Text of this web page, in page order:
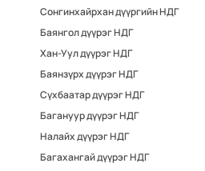
Сонгинхайрхан дүүргийн НДГ
Баянгол дүүрэг НДГ
Хан-Уул дүүрэг НДГ
Баянзүрх дүүрэг НДГ
Сүхбаатар дүүрэг НДГ
Багануур дүүрэг НДГ
Налайх дүүрэг НДГ
Багахангай дүүрэг НДГ